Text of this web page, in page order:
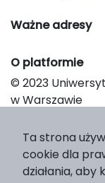
Ważne adresy
O platformie
© 2023
w Warszawie
Platform &
Ta strona
cookie dla
działania, aby